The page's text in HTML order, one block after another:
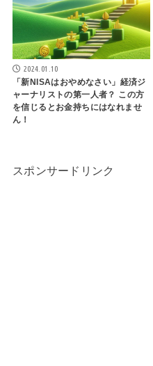
2024.01.10
「新NISAはおやめなさい」経済ジ
ャーナリストの第一人者？ この方
を信じるとお金持ちにはなれませ
ん！
スポンサードリンク